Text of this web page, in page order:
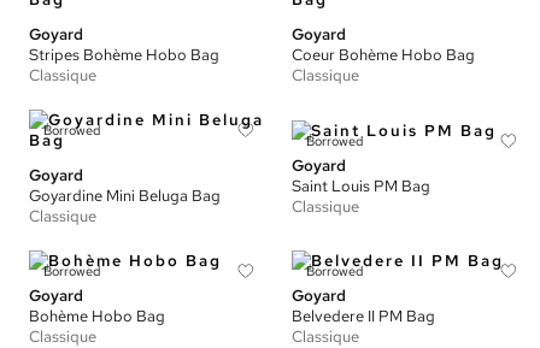
Goyard
Stripes Bohème Hobo Bag
Classique
Goyard
Coeur Bohème Hobo Bag
Classique
Borrowed
Goyard
Goyardine Mini Beluga Bag
Classique
Borrowed
Goyard
Saint Louis PM Bag
Classique
Borrowed
Goyard
Bohème Hobo Bag
Classique
Borrowed
Goyard
Belvedere II PM Bag
Classique